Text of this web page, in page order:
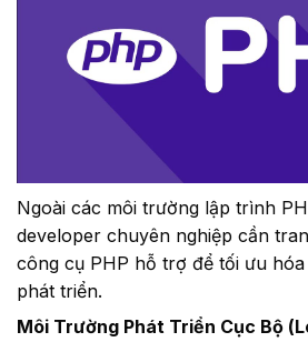
Ngoài các môi trường lập trình
developer chuyên nghiệp cần
công cụ PHP hỗ trợ để tối ưu
phát triển.
Môi Trường Phát Triển Cục Bộ